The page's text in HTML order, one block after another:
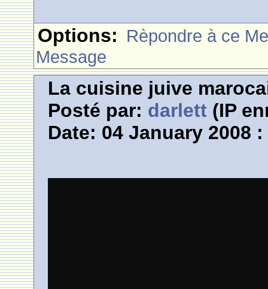
Options: Rèpondre à ce
Message
La cuisine juive
Posté par: darlett (IP
Date: 04 January 2008 :